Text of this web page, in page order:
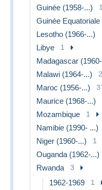
Guinée (1958-...) 1
Guinée Equatoriale
Lesotho (1966-...)
Libye 1
Madagascar
Malawi (1964-...) 2
Maroc (1956-...)
Maurice (1968-...)
Mozambique 1
Namibie (1990- ...)
Niger (1960-...) 1
Ouganda (1962-...)
Rwanda 3
1962-1969 1